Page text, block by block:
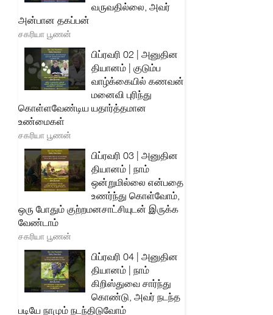
வருவதில்லை, அவர்
அன்பான தகப்பன்
சகரியா பூணன்
பிப்ரவரி 02 | அனுதின
தியானம் | குடும்ப
வாழ்க்கையில் கணவன்
மனைவி புரிந்து
கொள்ளவேண்டிய யதார்த்தமான
உண்மைகள்
சகரியா பூணன்
பிப்ரவரி 03 | அனுதின
தியானம் | நாம்
ஒன்றுமில்லை என்பதை
உணர்ந்து கொள்வோம்,
ஒரு போதும் குற்றமனசாட்சியுடன் இருக்க
வேண்டாம்
சகரியா பூணன்
பிப்ரவரி 04 | அனுதின
தியானம் | நாம்
கிறிஸ்துவை சார்ந்து
கொண்டு, அவர் நடந்த
படியே நாமும் நடந்திடுவோம்